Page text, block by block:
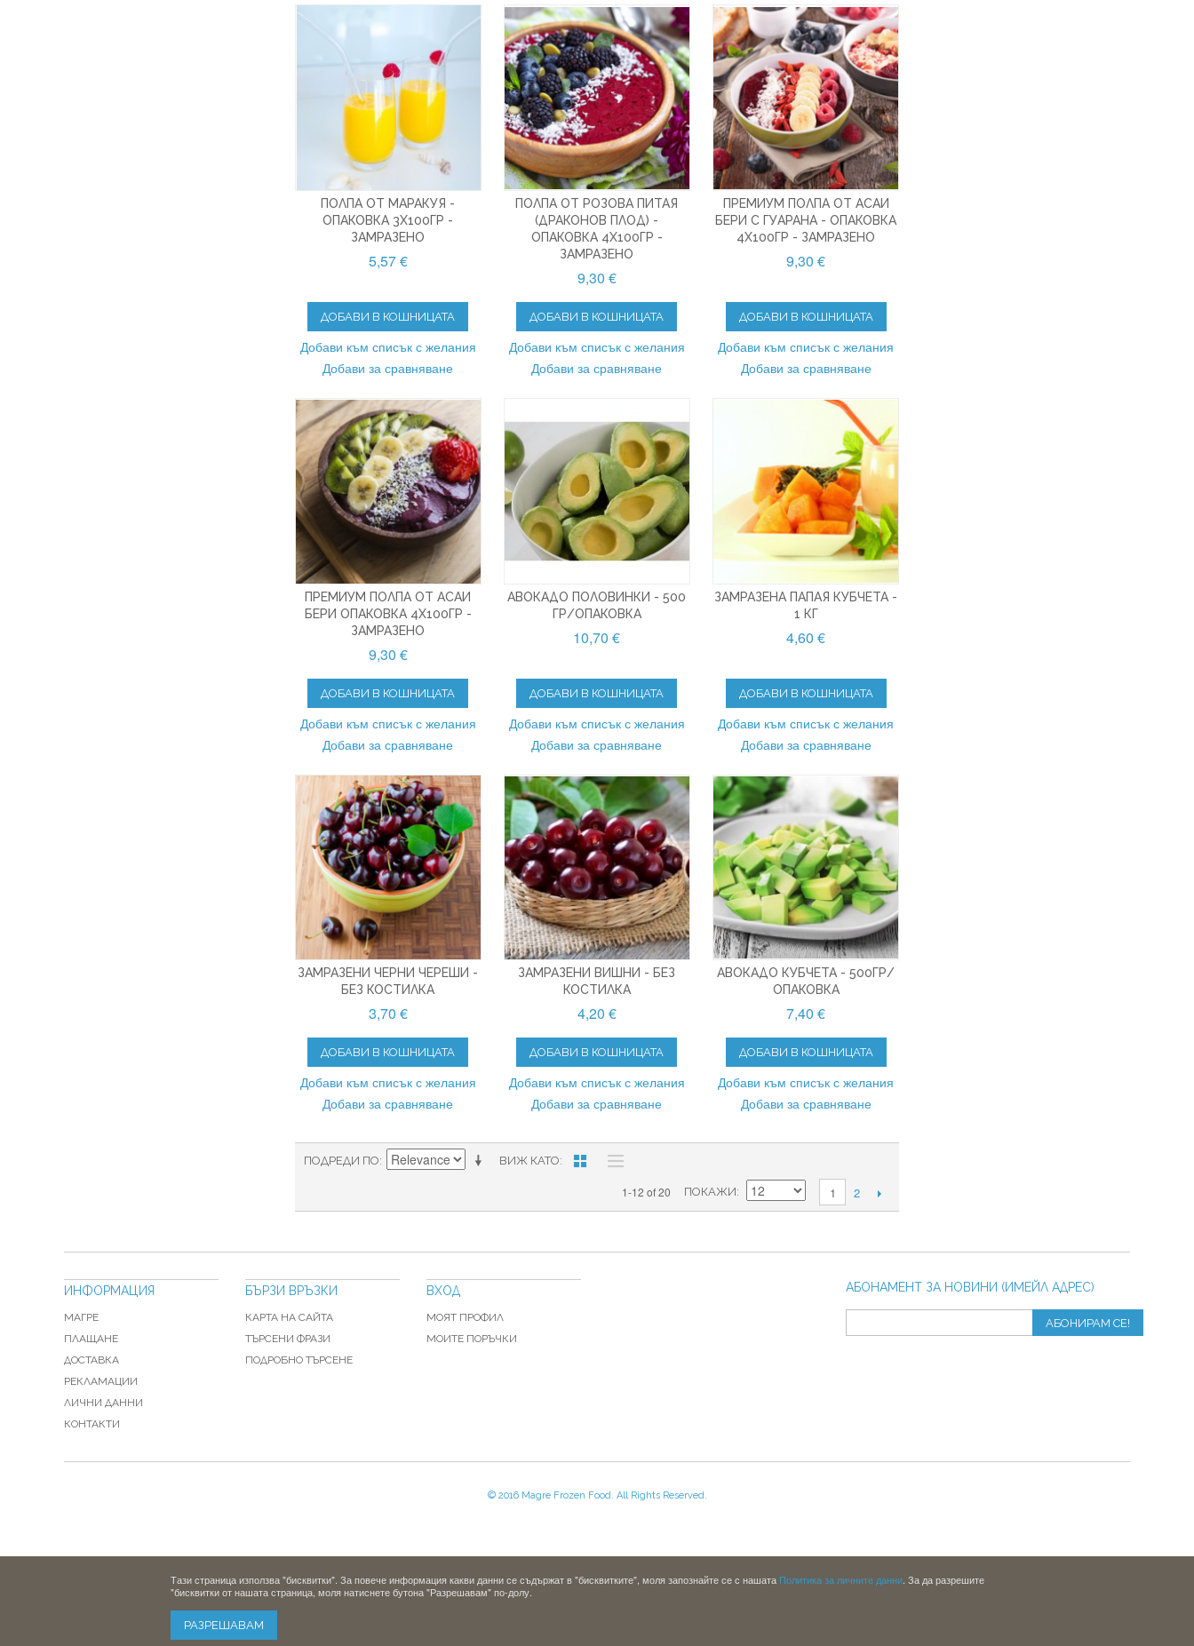
ПОЛПА ОТ МАРАКУЯ -
ОПАКОВКА 3X100ГР -
ЗАМРАЗЕНО
5,57 €
ДОБАВИ В КОШНИЦАТА
Добави към списък с желания
Добави за сравняване
ПОЛПА ОТ РОЗОВА ПИТАЯ
(ДРАКОНОВ ПЛОД) -
ОПАКОВКА 4X100ГР -
ЗАМРАЗЕНО
9,30 €
ДОБАВИ В КОШНИЦАТА
Добави към списък с желания
Добави за сравняване
ПРЕМИУМ ПОЛПА ОТ АСАИ
БЕРИ С ГУАРАНА - ОПАКОВКА
4X100ГР - ЗАМРАЗЕНО
9,30 €
ДОБАВИ В КОШНИЦАТА
Добави към списък с желания
Добави за сравняване
ПРЕМИУМ ПОЛПА ОТ АСАИ
БЕРИ ОПАКОВКА 4X100ГР -
ЗАМРАЗЕНО
9,30 €
ДОБАВИ В КОШНИЦАТА
Добави към списък с желания
Добави за сравняване
АВОКАДО ПОЛОВИНКИ - 500
ГР/ОПАКОВКА
10,70 €
ДОБАВИ В КОШНИЦАТА
Добави към списък с желания
Добави за сравняване
ЗАМРАЗЕНА ПАПАЯ КУБЧЕТА -
1 КГ
4,60 €
ДОБАВИ В КОШНИЦАТА
Добави към списък с желания
Добави за сравняване
ЗАМРАЗЕНИ ЧЕРНИ ЧЕРЕШИ -
БЕЗ КОСТИЛКА
3,70 €
ДОБАВИ В КОШНИЦАТА
Добави към списък с желания
Добави за сравняване
ЗАМРАЗЕНИ ВИШНИ - БЕЗ
КОСТИЛКА
4,20 €
ДОБАВИ В КОШНИЦАТА
Добави към списък с желания
Добави за сравняване
АВОКАДО КУБЧЕТА - 500ГР/
ОПАКОВКА
7,40 €
ДОБАВИ В КОШНИЦАТА
Добави към списък с желания
Добави за сравняване
ВИЖ КАТО
ПОДРЕДИ ПО
1-12 of 20 ПОКАЖИ 1 2
АБОНАМЕНТ ЗА НОВИНИ (ИМЕЙЛ АДРЕС)
АБОНИРАМ СЕ!
ИНФОРМАЦИЯ
МАГРЕ
ПЛАЩАНЕ
ДОСТАВКА
РЕКЛАМАЦИИ
ЛИЧНИ ДАННИ
КОНТАКТИ
БЪРЗИ ВРЪЗКИ
КАРТА НА САЙТА
ТЪРСЕНИ ФРАЗИ
ПОДРОБНО ТЪРСЕНЕ
ВХОД
МОЯТ ПРОФИЛ
МОИТЕ ПОРЪЧКИ
© 2016 Magre Frozen Food. All Rights Reserved.
Тази страница използва "бисквитки". За повече информация какви данни се съдържат в "бисквитките", моля запознайте се с нашата Политика за личните данни . За да разрешите
"бисквитки от нашата страница, моля натиснете бутона "Разрешавам" по-долу.
РАЗРЕШАВАМ